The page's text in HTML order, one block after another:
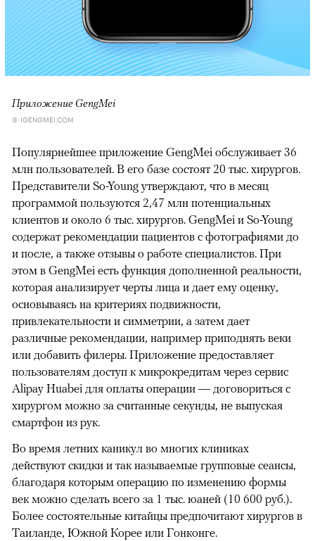
Приложение GengMei
© IGENGMEI.COM
Популярнейшее приложение GengMei обслуживает 36
млн пользователей. В его базе состоят 20 тыс. хирургов.
Представители So-Young утверждают, что в месяц
программой пользуются 2,47 млн потенциальных
клиентов и около 6 тыс. хирургов. GengMei и So-Young
содержат рекомендации пациентов с фотографиями до
и после, а также отзывы о работе специалистов. При
этом в GengMei есть функция дополненной реальности,
которая анализирует черты лица и дает ему оценку,
основываясь на критериях подвижности,
привлекательности и симметрии, а затем дает
различные рекомендации, например приподнять веки
или добавить филеры. Приложение предоставляет
пользователям доступ к микрокредитам через сервис
Alipay Huabei для оплаты операции — договориться с
хирургом можно за считанные секунды, не выпуская
смартфон из рук.
Во время летних каникул во многих клиниках
действуют скидки и так называемые групповые сеансы,
благодаря которым операцию по изменению формы
век можно сделать всего за 1 тыс. юаней (10 600 руб.).
Более состоятельные китайцы предпочитают хирургов в
Таиланде, Южной Корее или Гонконге.